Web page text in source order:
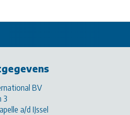
BV
3
a/d IJssel